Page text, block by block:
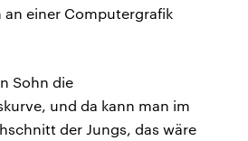
an einer Computergrafik
Sohn die
und da kann man im
der Jungs, das wäre